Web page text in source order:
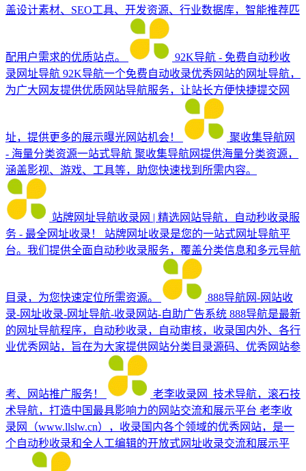
盖设计素材、SEO工具、开发资源、行业数据库，智能推荐匹
配用户需求的优质站点。
92K导航 - 免费自动秒收
录网址导航 92K导航一个免费自动收录优秀网站的网址导航，
为广大网友提供优质网站导航服务，让站长方便快捷提交网
址，提供更多的展示曝光网站机会！
聚收集导航网
- 海量分类资源一站式导航 聚收集导航网提供海量分类资源，
涵盖影视、游戏、工具等，助您快速找到所需内容。
站牌网址导航收录网 | 精选网站导航，自动秒收录服
务 - 最全网址收录！
站牌网址收录是您的一站式网址导航平
台。我们提供全面自动秒收录服务，覆盖分类信息和多元导航
目录，为您快速定位所需资源。
888导航网-网站收
录-网址收录-网址导航-收录网站-自助广告系统 888导航是最新
的网址导航程序，自动秒收录，自动审核，收录国内外、各行
业优秀网站，旨在为大家提供网站分类目录源码、优秀网站参
考、网站推广服务！
老李收录网_技术导航，滚石技
术导航，打造中国最具影响力的网站交流和展示平台 老李收
录网（www.llslw.cn），收录国内各个领域的优秀网站，是一
个自动秒收录和全人工编辑的开放式网址收录交流和展示平